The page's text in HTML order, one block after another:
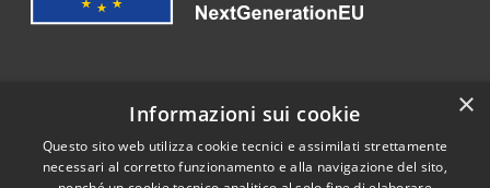
Recapiti e contatti
Email: info@comune.trenzano.bs.it
×
Informazioni sui cookie
Questo sito web utilizza cookie tecnici e assimilati strettamente
necessari al corretto funzionamento e alla navigazione del sito,